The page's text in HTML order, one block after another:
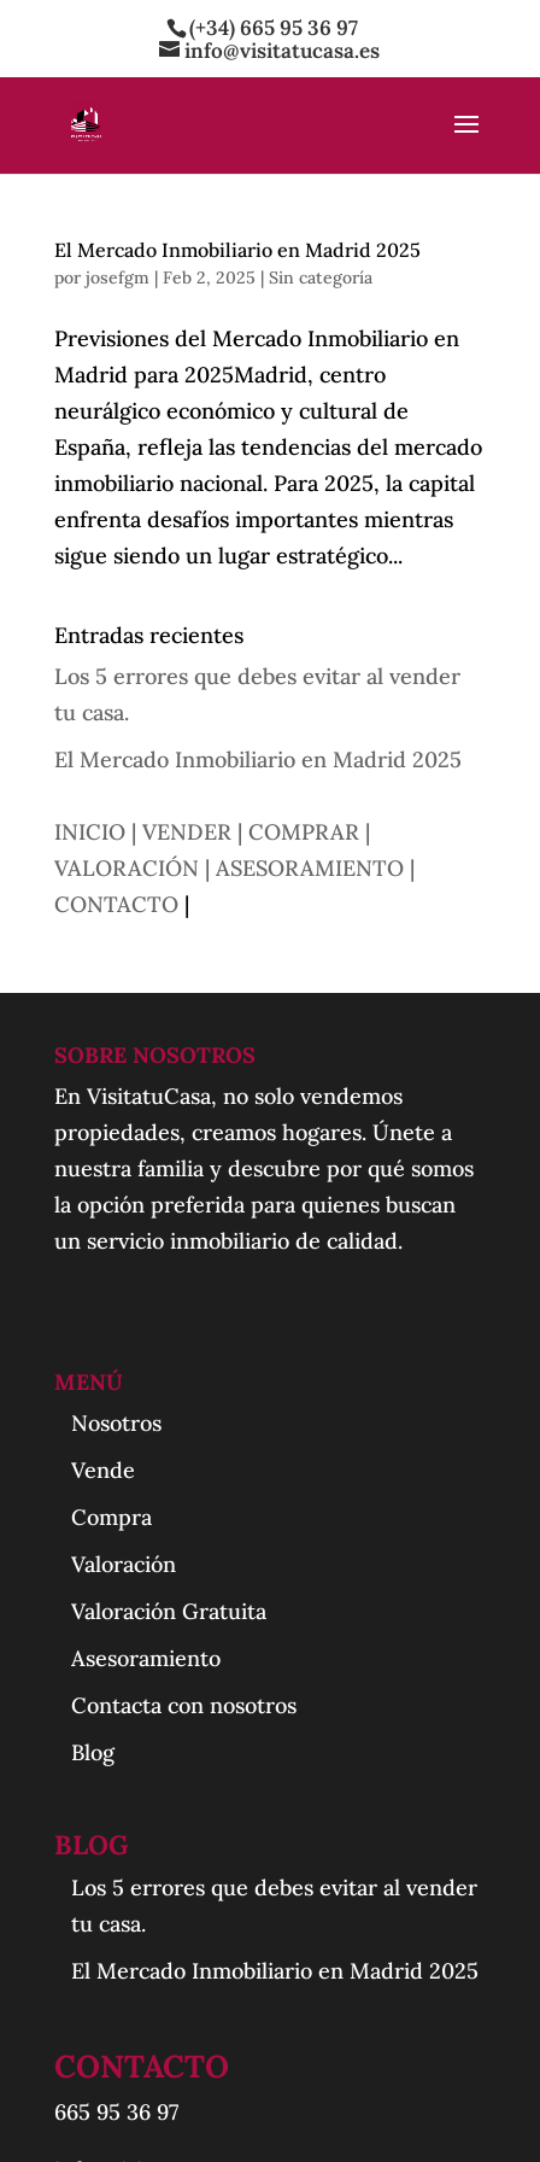
(+34) 665 95 36 97
info@visitatucasa.es
El Mercado Inmobiliario en Madrid 2025
por josefgm| Feb 2, 2025 | Sin categoría
Previsiones del Mercado Inmobiliario en
Madrid para 2025Madrid, centro
neurálgico económico y cultural de
España, refleja las tendencias del mercado
inmobiliario nacional. Para 2025, la capital
enfrenta desafíos importantes mientras
sigue siendo un lugar estratégico...
Entradas recientes
Los 5 errores que debes evitar al vender
tu casa.
El Mercado Inmobiliario en Madrid 2025
INICIO| VENDER| COMPRAR|
VALORACIÓN | ASESORAMIENTO|
CONTACTO|
SOBRE NOSOTROS
En VisitatuCasa, no solo vendemos
propiedades, creamos hogares. Únete a
nuestra familia y descubre por qué somos
la opción preferida para quienes buscan
un servicio inmobiliario de calidad.
MENÚ
Nosotros
Vende
Compra
Valoración
Valoración Gratuita
Asesoramiento
Contacta con nosotros
Blog
BLOG
Los 5 errores que debes evitar al vender
tu casa.
El Mercado Inmobiliario en Madrid 2025
CONTACTO
665 95 36 97